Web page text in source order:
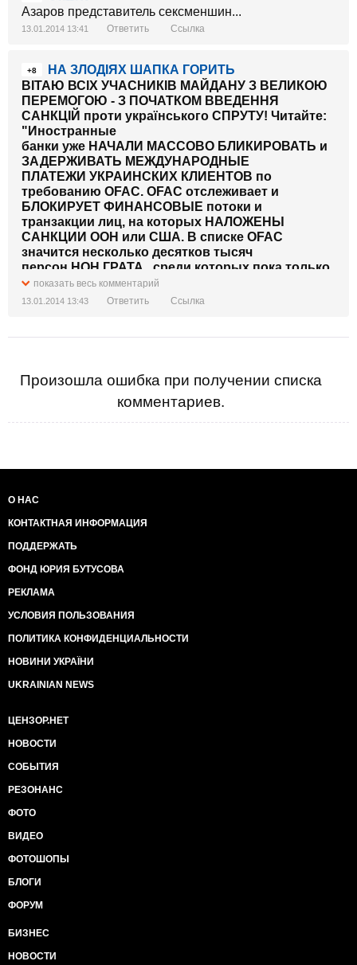
Азаров представитель сексменшин...
13.01.2014 13:41 Ответить Ссылка
+8
НА ЗЛОДІЯХ ШАПКА ГОРИТЬ
ВІТАЮ ВСІХ УЧАСНИКІВ МАЙДАНУ З ВЕЛИКОЮ
ПЕРЕМОГОЮ - З ПОЧАТКОМ ВВЕДЕННЯ
САНКЦІЙ проти українського СПРУТУ! Читайте:
"Иностранные
банки уже НАЧАЛИ МАССОВО БЛИКИРОВАТЬ и
ЗАДЕРЖИВАТЬ МЕЖДУНАРОДНЫЕ
ПЛАТЕЖИ УКРАИНСКИХ КЛИЕНТОВ по
требованию OFAC. OFAC отслеживает и
БЛОКИРУЕТ ФИНАНСОВЫЕ потоки и
транзакции лиц, на которых НАЛОЖЕНЫ
САНКЦИИ ООН или США. В списке OFAC
значится несколько десятков тысяч
персон НОН ГРАТА , среди которых пока только
ЧЕТЫРЕ компании с УКРАИНСКИМИ
акционерами.В распоряжение ЭП попало
ПРЕДУПРЕЖДАЕТ своих украинских
контрагентов о том, что в последнее время
УЧАСТИЛИСЬ случаи ПРИОСТАНОВКИ
ПОДГОТОВКА к их ВВЕДЕНИЮ ИДЕТ ПОЛНЫМ
против некоторых чиновников высшего уровня,
причастных к КРОВАВЫМ
РАЗГОНАМ МИРНЫХ
ДЕМОНСТРАНТОВ на Евромайдане, будут
стороны США.Есть информация, что первым в
перечне международных ИЗГОЕВ
туда же запишут и ЯНУКОВИЧА со
всем его"СЕМЕЙСТВОМ".ЧИНОВНИКИ и
ДЕМОКРАТИЧЕСКИЕ ПРАВА и СВОБОДЫ
Евромайдане, РИСКУЮТ ПОПАСТЬ в "ЧЕРНЫЙ
за иностранными активами Минфина США -
OFAC.Лица, ЗАНЕСЕННЫЕ в этот
ними компании,НЕ СМОГУТ
СОВЕРШАТЬ международные ПЛАТЕЖИ в
валюте обязательно проходят через
американские банки."
показать весь комментарий
13.01.2014 13:43 Ответить Ссылка
Произошла ошибка при получении списка
комментариев.
О НАС
КОНТАКТНАЯ ИНФОРМАЦИЯ
ПОДДЕРЖАТЬ
ФОНД ЮРИЯ БУТУСОВА
РЕКЛАМА
УСЛОВИЯ ПОЛЬЗОВАНИЯ
ПОЛИТИКА КОНФИДЕНЦИАЛЬНОСТИ
НОВИНИ УКРАЇНИ
UKRAINIAN NEWS
ЦЕНЗОР.НЕТ
НОВОСТИ
СОБЫТИЯ
РЕЗОНАНС
ФОТО
ВИДЕО
ФОТОШОПЫ
БЛОГИ
ФОРУМ
БИЗНЕС
НОВОСТИ